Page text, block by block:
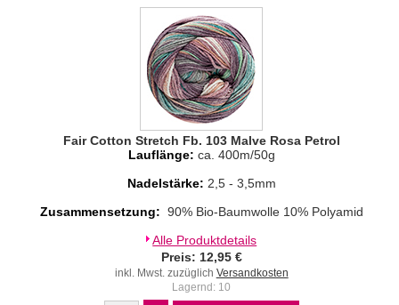
Fair Cotton Stretch Fb. 103 Malve Rosa Petrol
Lauflänge: ca. 400m/50g
Nadelstärke: 2,5 - 3,5mm
Zusammensetzung: 90% Bio-Baumwolle 10% Polyamid
Alle Produktdetails
Preis: 12,95 €
inkl. Mwst. zuzüglich Versandkosten
Lagernd: 10